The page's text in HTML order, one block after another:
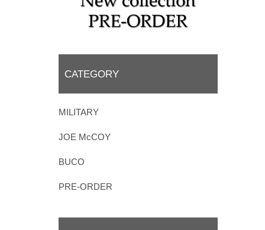
CATEGORY
MILITARY
JOE McCOY
BUCO
PRE-ORDER